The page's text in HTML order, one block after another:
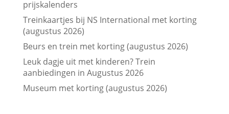
prijskalenders
Treinkaartjes bij NS International met korting
(augustus 2026)
Beurs en trein met korting (augustus 2026)
Leuk dagje uit met kinderen? Trein
aanbiedingen in Augustus 2026
Museum met korting (augustus 2026)